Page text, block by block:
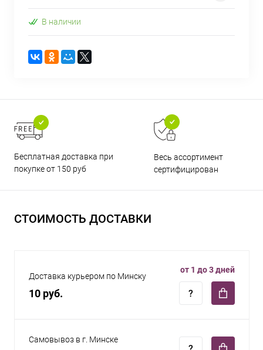
В наличии
Бесплатная доставка при
покупке от 150 руб
Весь ассортимент
сертифицирован
СТОИМОСТЬ ДОСТАВКИ
Доставка курьером по Минску
10 руб.
от 1 до 3 дней
Самовывоз в г. Минске